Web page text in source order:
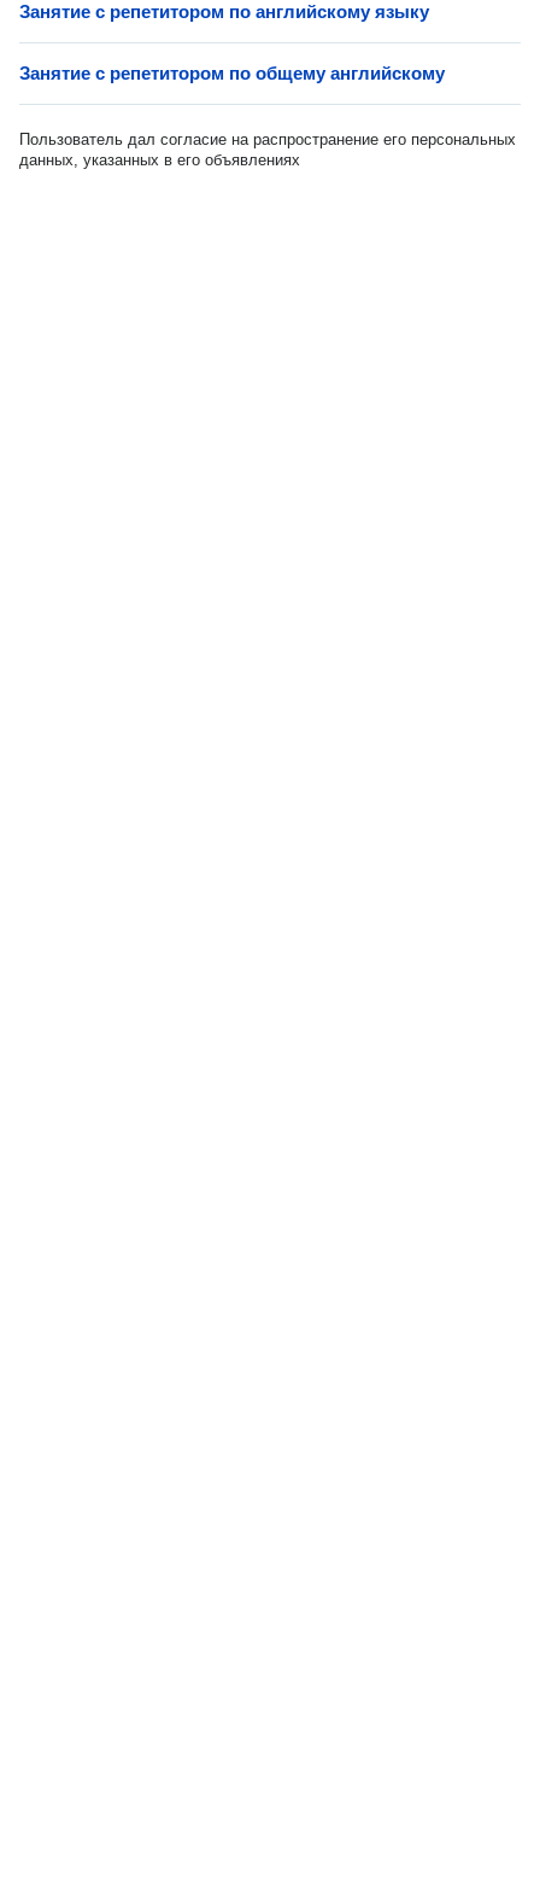
Занятие с репетитором по английскому языку
Занятие с репетитором по общему английскому
Пользователь дал согласие на распространение его персональных
данных, указанных в его объявлениях